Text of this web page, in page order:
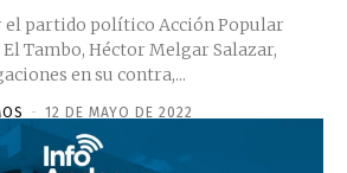
el partido político Acción Popular
El Tambo, Héctor Melgar Salazar,
en su contra,...
- 12 DE MAYO DE 2022